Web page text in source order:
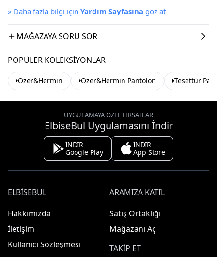
» Daha fazla bilgi için Yardım Sayfasına göz at
MAĞAZAYA SORU SOR
POPÜLER KOLEKSIYONLAR
Özer&Hermin Özer&Hermin Pantolon Tesettür
UYGULAMAYA ÖZEL FIRSATLAR
ElbiseBul Uygulamasını İndir
İNDİR
Google Play
İNDİR
App Store
ELBISEBUL
Hakkımızda
İletişim
Kullanıcı Sözleşmesi
ARAMIZA KATIL
Satış Ortaklığı
Mağazanı Aç
TAKIP ET